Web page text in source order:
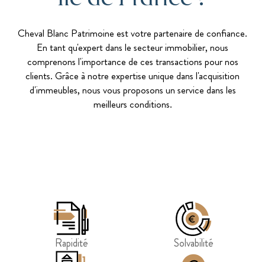
Cheval Blanc Patrimoine est votre partenaire de confiance.
En tant qu'expert dans le secteur immobilier, nous
comprenons l'importance de ces transactions pour nos
clients. Grâce à notre expertise unique dans l'acquisition
d'immeubles, nous vous proposons un service dans les
meilleurs conditions.
Rapidité Solvabilité